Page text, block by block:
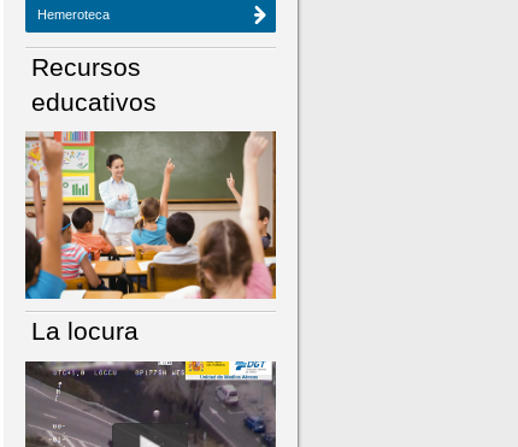
NÚMERO ACTUAL HEMEROTECA
Hemeroteca
Recursos
educativos
La locura